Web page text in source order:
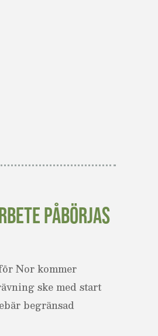
PÅBÖRJAS
Nor kommer
ske med start
begränsad